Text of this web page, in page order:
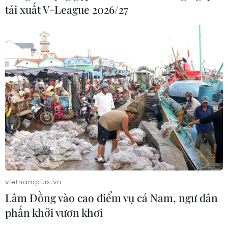
tiếp Đại sứ Malaysia Tan Yang Thai
chào từ biệt
06/08/2026 12:23
Bộ trưởng Bộ Quốc phòng Malaysia
thăm chính thức Việt Nam
06/08/2026 05:34
Việt Nam và Lào thúc đẩy hợp tác
khoa học
Thái Lan: Lạm phát hạ nhiệt nhưng
tái xuất V-League 2026/27
vietnamplus.vn
Lâm Đồng vào cao điểm vụ cá Nam, ngư dân
phấn khởi vươn khơi